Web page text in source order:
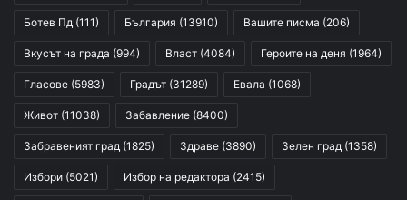
Ботев Пд (111) България (13910) Вашите писма (206)
Вкусът на града (994) Власт (4084) Героите на деня (1964)
Гласове (5983) Градът (31289) Евала (1068)
Живот (11038) Забавление (8400)
Забравеният град (1825) Здраве (3890) Зелен град (1358)
Избори (5021) Избор на редактора (2415)